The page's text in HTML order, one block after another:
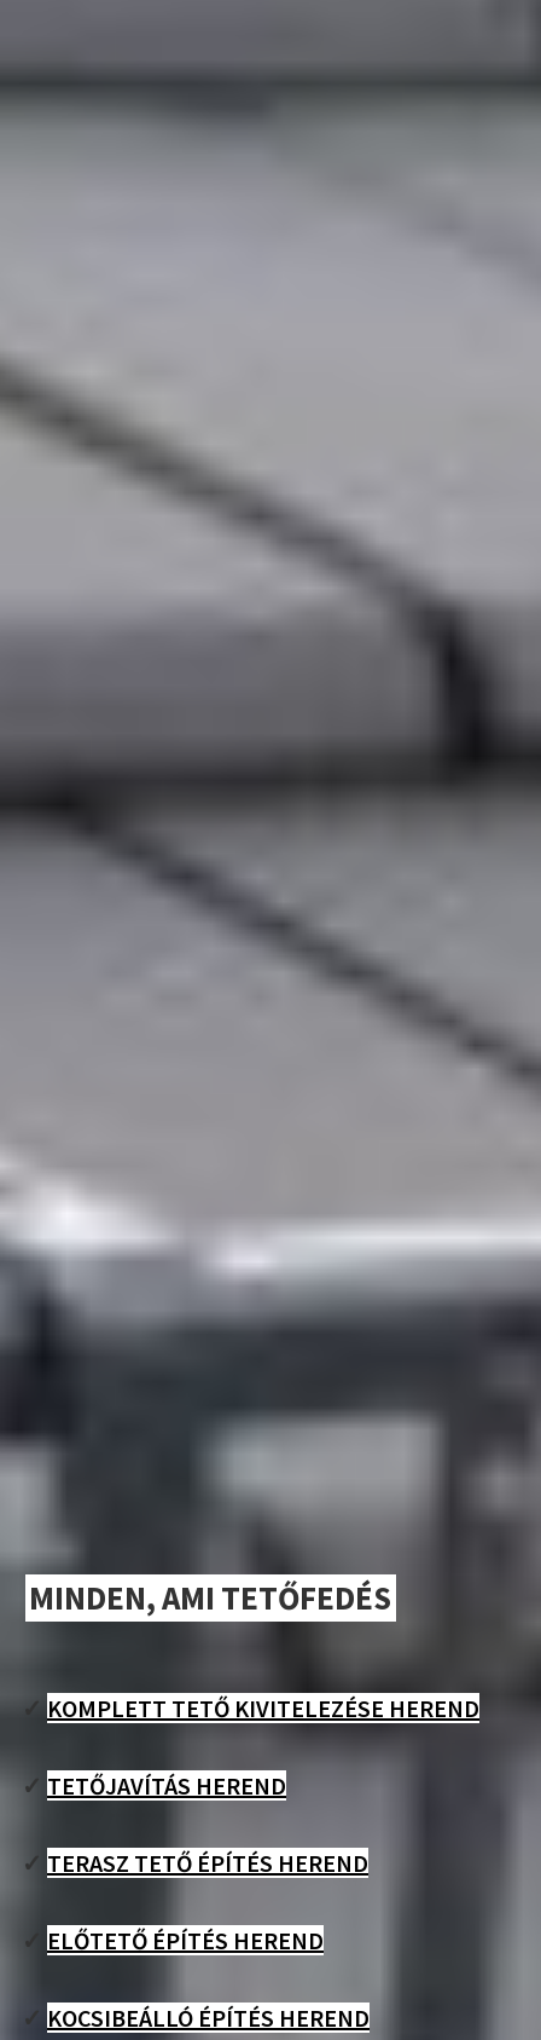
MINDEN, AMI TETŐFEDÉS
✓ KOMPLETT TETŐ KIVITELEZÉSE HEREND
✓ TETŐJAVÍTÁS HEREND
✓ TERASZ TETŐ ÉPÍTÉS HEREND
✓ ELŐTETŐ ÉPÍTÉS HEREND
✓ KOCSIBEÁLLÓ ÉPÍTÉS HEREND